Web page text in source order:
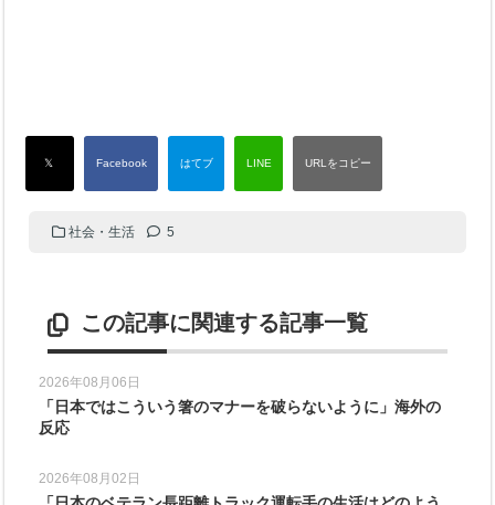
社会・生活 5
この記事に関連する記事一覧
2026年08月06日
「日本ではこういう箸のマナーを破らないように」海外の
反応
2026年08月02日